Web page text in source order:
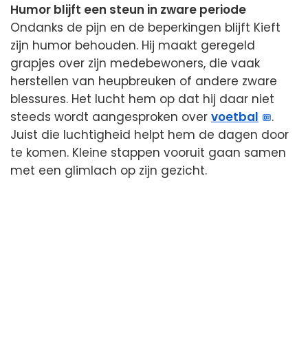
Humor blijft een steun in zware periode
Ondanks de pijn en de beperkingen blijft Kieft
zijn humor behouden. Hij maakt geregeld
grapjes over zijn medebewoners, die vaak
herstellen van heupbreuken of andere zware
blessures. Het lucht hem op dat hij daar niet
steeds wordt aangesproken over voetbal
.
Juist die luchtigheid helpt hem de dagen door
te komen. Kleine stappen vooruit gaan samen
met een glimlach op zijn gezicht.